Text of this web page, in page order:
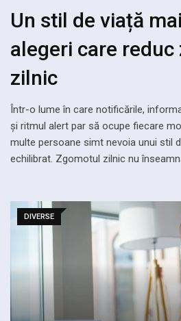
Un stil de viață
alegeri care
zilnic
Într-o lume în care notificările,
și ritmul alert par să ocupe fiecare
multe persoane simt nevoia unui stil
echilibrat. Zgomotul zilnic nu
DIVERSE